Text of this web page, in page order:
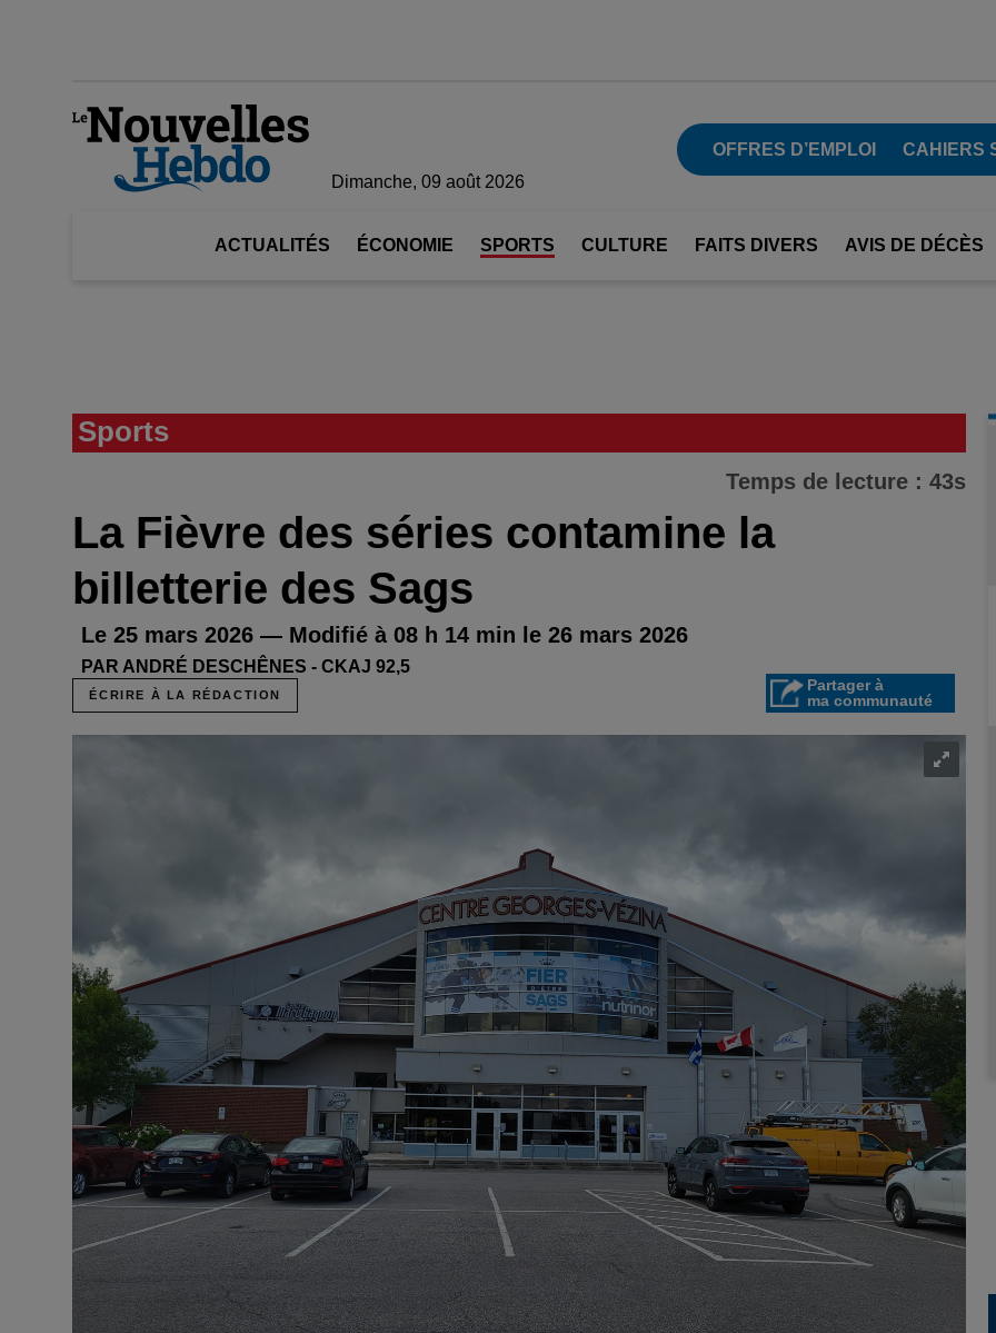
Dimanche, 09 août 2026
OFFRES D’EMPLOI CAHIERS
ACTUALITÉS ÉCONOMIE SPORTS CULTURE FAITS DIVERS AVIS DE DÉCÈS
Sports
Temps de lecture : 43s
La Fièvre des séries contamine la
billetterie des Sags
Le 25 mars 2026 — Modifié à 08 h 14 min le 26 mars 2026
PAR ANDRÉ DESCHÊNES - CKAJ 92,5
ÉCRIRE À LA RÉDACTION
Partager à
ma communauté